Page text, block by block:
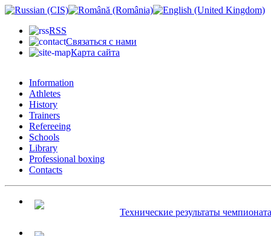
RSS
Связаться с нами
Карта сайта
Information
Athletes
History
Trainers
Refereeing
Schools
Library
Professional boxing
Contacts
Технические результаты